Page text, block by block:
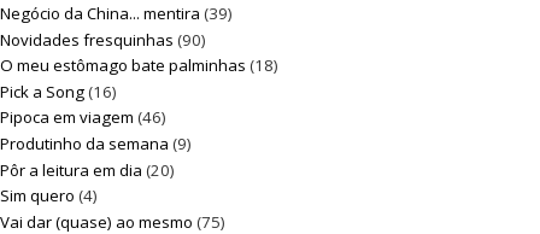
Negócio da China... mentira (39)
Novidades fresquinhas (90)
O meu estômago bate palminhas (18)
Pick a Song(16)
Pipoca em viagem (46)
Produtinho da semana (9)
Pôr a leitura em dia (20)
Sim quero (4)
Vai dar (quase) ao mesmo (75)